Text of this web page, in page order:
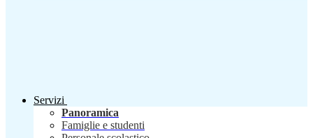
Servizi
Panoramica
Famiglie e studenti